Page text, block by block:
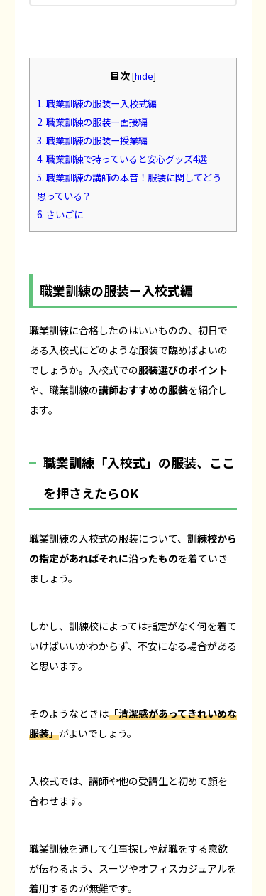
目次[hide]
1. 職業訓練の服装ー入校式編
2. 職業訓練の服装ー面接編
3. 職業訓練の服装ー授業編
4. 職業訓練で持っていると安心グッズ4選
5. 職業訓練の講師の本音！服装に関してどう
思っている？
6. さいごに
職業訓練の服装ー入校式編
職業訓練に合格したのはいいものの、初日で
ある入校式にどのような服装で臨めばよいの
でしょうか。入校式での服装選びのポイント
や、職業訓練の講師おすすめの服装を紹介し
ます。
職業訓練「入校式」の服装、ここ
を押さえたらOK
職業訓練の入校式の服装について、 訓練校から
の指定があればそれに沿ったものを着ていき
ましょう。
しかし、訓練校によっては指定がなく何を着て
いけばいいかわからず、不安になる場合がある
と思います。
そのようなときは「清潔感があってきれいめな
服装」がよいでしょう。
入校式では、講師や他の受講生と初めて顔を
合わせます。
職業訓練を通して仕事探しや就職をする意欲
が伝わるよう、スーツやオフィスカジュアルを
着用するのが無難です。